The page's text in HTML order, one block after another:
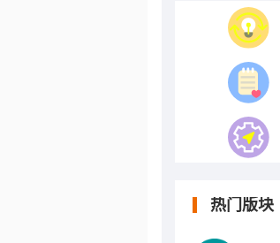
热门版块